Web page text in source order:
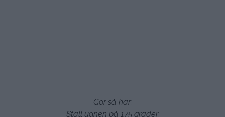
Gör så här:
Ställ ugnen på 175 grader.